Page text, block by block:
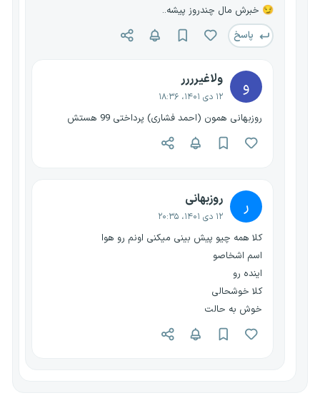
😏 خبرش مال چندروز پیشه..
پاسخ
و ولاغیرررر
۱۲ دی ۱۴۰۱، ۱۸:۳۶
روزبهانی همون (احمد فشاری) پرداختی 99 هستش
ر روزبهانی
۱۲ دی ۱۴۰۱، ۲۰:۳۵
کلا همه چیو پیش بینی میکنی اونم رو هوا
اسم اشخاصو
اینده رو
کلا خوشحالی
خوش به حالت